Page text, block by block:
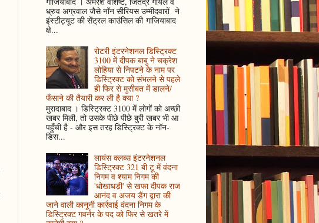
ध्रुव अग्रवाल जैसे नॉन सीरियस उम्मीदवारों ने
इंस्टीट्यूट की सेंट्रल काउंसिल की गाजियाबाद
क्षे...
रोटरी इंटरनेशनल डिस्ट्रिक्ट
3100 में दीपक बाबु ने चक्रेश
लोहिया से निपटने के नाम पर
डिस्ट्रिक्ट को संभलने से पहले
ही फिर से मुसीबत में डालने/
फँसाने की तैयारी कर ली है क्या ?
मुरादाबाद । डिस्ट्रिक्ट 3100 में लोगों को अच्छी
खबर मिली, तो उसके पीछे पीछे बुरी खबर भी आ
पहुँची है - और इस तरह डिस्ट्रिक्ट के नॉन-
डिस...
लायंस क्लब्स इंटरनेशनल
डिस्ट्रिक्ट 321 बी टू में वंदना
निगम व श्याम निगम की
'धोखाधड़ी' से खफा दीपक राज
आनंद व अजय डैंग द्वारा की
जाने वाली कानूनी कार्रवाई वंदना निगम के
डिस्ट्रिक्ट गवर्नर के पद को फिर से खतरे में